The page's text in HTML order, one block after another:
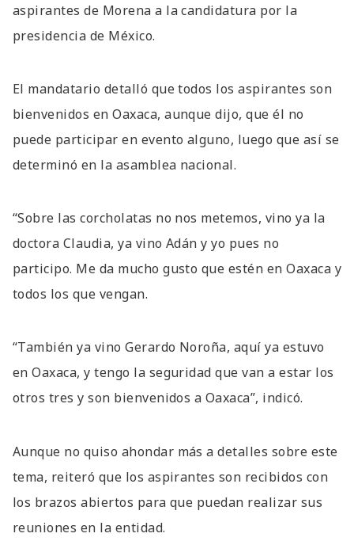
aspirantes de Morena a la candidatura por la
presidencia de México.
El mandatario detalló que todos los aspirantes son
bienvenidos en Oaxaca, aunque dijo, que él no
puede participar en evento alguno, luego que así se
determinó en la asamblea nacional.
“Sobre las corcholatas no nos metemos, vino ya la
doctora Claudia, ya vino Adán y yo pues no
participo. Me da mucho gusto que estén en Oaxaca y
todos los que vengan.
“También ya vino Gerardo Noroña, aquí ya estuvo
en Oaxaca, y tengo la seguridad que van a estar los
otros tres y son bienvenidos a Oaxaca”, indicó.
Aunque no quiso ahondar más a detalles sobre este
tema, reiteró que los aspirantes son recibidos con
los brazos abiertos para que puedan realizar sus
reuniones en la entidad.